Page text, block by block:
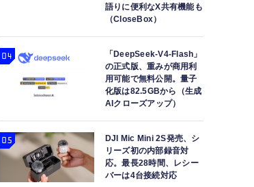
語りに便利なX共有機能も
（CloseBox）
「DeepSeek-V4-Flash」
の正式版、重みが商用利
用可能で無料公開。量子
化版は82.5GBから（生成
AIクローズアップ）
DJI Mic Mini 2S発売、シ
リーズ初の内部録音対
応。最長28時間、レシー
バーは4台接続対応